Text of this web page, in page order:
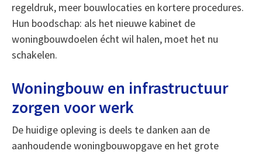
regeldruk, meer bouwlocaties en kortere procedures.
Hun boodschap: als het nieuwe kabinet de
woningbouwdoelen écht wil halen, moet het nu
schakelen.
Woningbouw en infrastructuur
zorgen voor werk
De huidige opleving is deels te danken aan de
aanhoudende woningbouwopgave en het grote